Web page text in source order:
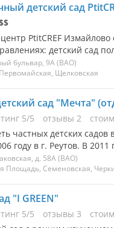
детский сад
PtitCREF Измайлово
детский сад
бульвар, 9А(ВАО)
Щелковская
сад "Мечта"
5/5 отзывы 2
частных детских
году в г. Реутов. В
д. 58А(ВАО)
Площадь, Семеновская,
"I GREEN"
5/5 отзывы 3